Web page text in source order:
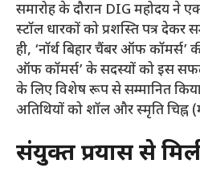
​समारोह के दौरान DIG महोदय ने
स्टॉल धारकों को प्रशस्ति पत्र देकर
ही, ‘नॉर्थ बिहार चैंबर ऑफ कॉमर्स’
ऑफ कॉमर्स’ के सदस्यों को इस
के लिए विशेष रूप से सम्मानित
अतिथियों को शॉल और स्मृति चिह्न
संयुक्त प्रयास से